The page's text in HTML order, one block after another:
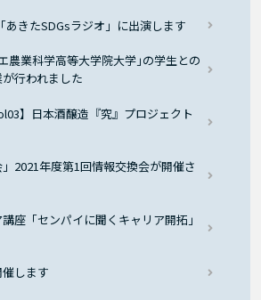
あきたSDGsラジオ」に出演します
農業科学高等大学院大学｣の学生との
行われました
】日本酒醸造『究』プロジェクト
」2021年度第1回情報交換会が開催さ
座「センパイに聞くキャリア開拓」
催します